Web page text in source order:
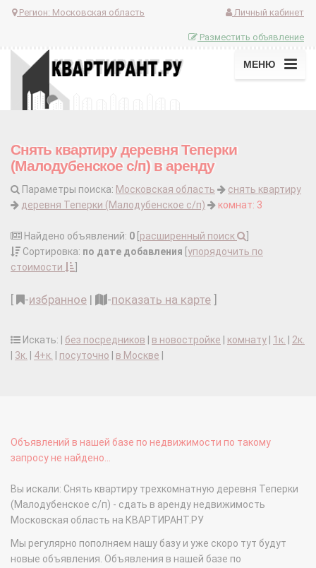
Регион: Московская область Личный кабинет
Разместить объявление
МЕНЮ
Снять квартиру деревня Теперки
(Малодубенское с/п) в аренду
Параметры поиска: Московская область
снять квартиру
деревня Теперки (Малодубенское с/п)
комнат: 3
Найдено объявлений: 0 расширенный поиск
Сортировка: по дате добавления упорядочить по
стоимости
-избранное | -показать на карте
Искать: | без посредников в новостройке комнату 1к.
2к.
3к. 4+к. посуточно в Москве
Объявлений в нашей базе по недвижимости по такому
запросу не найдено...
Вы искали: Снять квартиру трехкомнатную деревня Теперки
(Малодубенское с/п) - сдать в аренду недвижимость
Московская область на КВАРТИРАНТ.РУ
Мы регулярно пополняем нашу базу и уже скоро тут будут
новые объявления. Объявления в нашей базе по